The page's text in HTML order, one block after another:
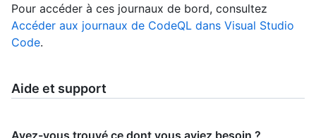
Pour accéder à ces journaux de bord, consultez
Accéder aux journaux de CodeQL dans Visual Studio
Code.
Aide et support
Avez-vous trouvé ce dont vous aviez besoin ?